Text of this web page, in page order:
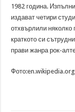
1982 година.
издават четири
отхвърлили
краткото си
прави жанра рок-
Фото:en.wikipedia.org